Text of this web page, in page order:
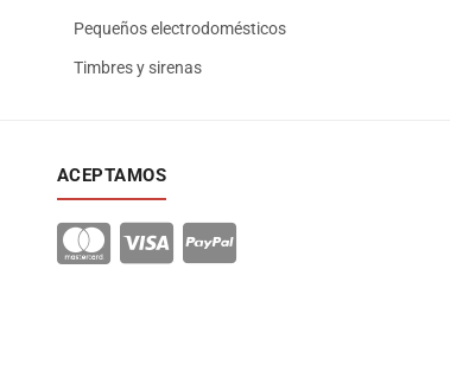
Pequeños electrodomésticos
Timbres y sirenas
ACEPTAMOS